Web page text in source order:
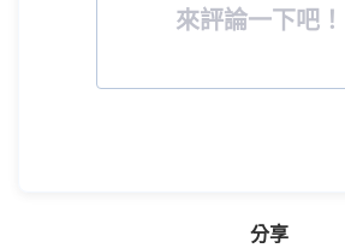
來評論一下吧！
分享